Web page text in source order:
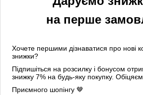
на перше
Хочете першими дізнаватися про нові
знижки?
Підпишіться на розсилку і бонусом
знижку 7% на будь-яку покупку.
Приємного шопінгу 🤎
Ремінь шкіряний жіночий
Т-2558 білий з золотистою
пряжкою
1 000 грн